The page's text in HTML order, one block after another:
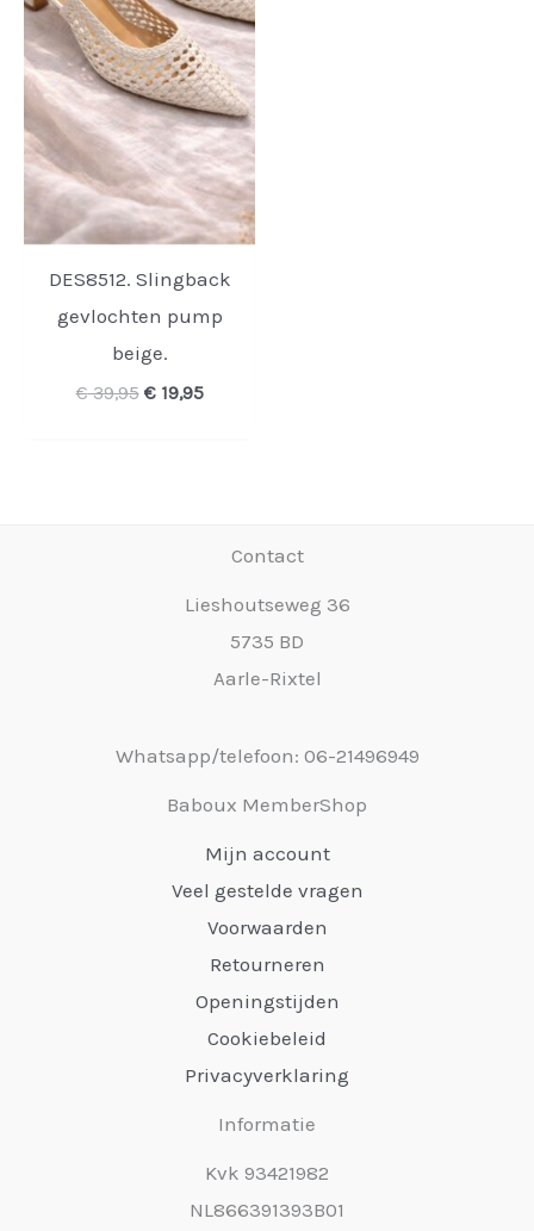
DES8512. Slingback
gevlochten pump
beige.
€39,95 Oorspronkelijke
€19,95Huidige
Contact
Lieshoutseweg 36
5735 BD
Aarle-Rixtel
Whatsapp/telefoon: 06-21496949
Baboux MemberShop
Mijn account
Veel gestelde vragen
Voorwaarden
Retourneren
Openingstijden
Cookiebeleid
Privacyverklaring
Informatie
Kvk 93421982
NL866391393B01